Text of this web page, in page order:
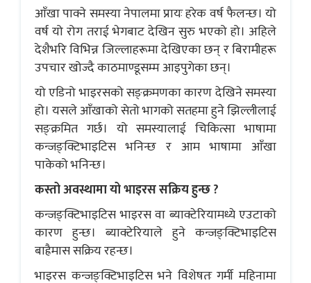
आँखा पाक्ने समस्या नेपालमा प्रायः हरेक वर्ष फैलन्छ। यो
वर्ष यो रोग तराई भेगबाट देखिन सुरु भएको हो। अहिले
देशैभरि विभिन्न जिल्लाहरूमा देखिएका छन् र बिरामीहरू
उपचार खोज्दै काठमाण्डूसम्म आइपुगेका छन्।
यो एडिनो भाइरसको सङ्क्रमणका कारण देखिने समस्या
हो। यसले आँखाको सेतो भागको सतहमा हुने झिल्लीलाई
सङ्क्रमित गर्छ। यो समस्यालाई चिकित्सा भाषामा
कन्जङ्क्टिभाइटिस भनिन्छ र आम भाषामा आँखा
पाकेको भनिन्छ।
कस्तो अवस्थामा यो भाइरस सक्रिय हुन्छ ?
कन्जङ्क्टिभाइटिस भाइरस वा ब्याक्टेरियामध्ये एउटाको
कारण हुन्छ। ब्याक्टेरियाले हुने कन्जङ्क्टिभाइटिस
बाह्रैमास सक्रिय रहन्छ।
भाइरस कन्जङ्क्टिभाइटिस भने विशेषतः गर्मी महिनामा